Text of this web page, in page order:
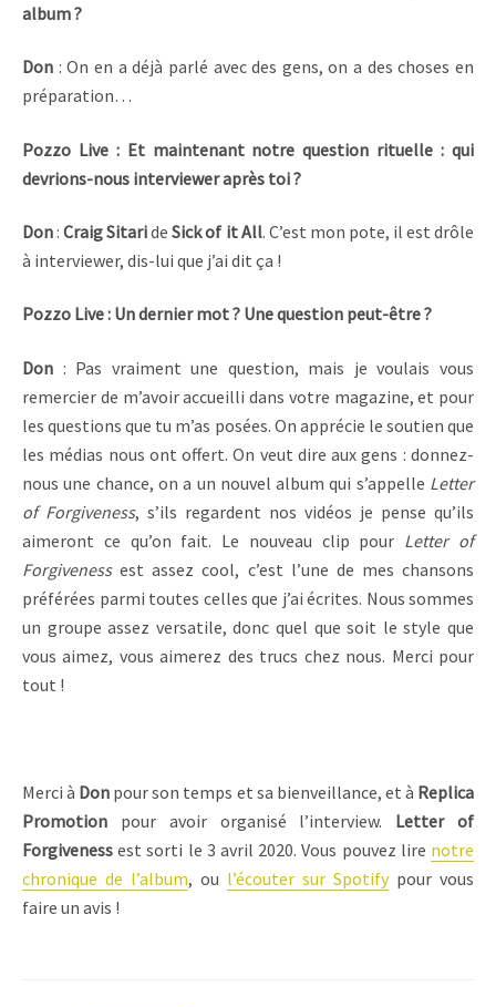
album ?
Don : On en a déjà parlé avec des gens, on a des choses en
préparation…
Pozzo Live : Et maintenant notre question rituelle : qui
devrions-nous interviewer après toi ?
Don :CraigSitarideSick of it All. C’est mon pote, il est drôle
à interviewer, dis-lui que j’ai dit ça !
Pozzo Live : Un dernier mot ? Une question peut-être ?
Don : Pas vraiment une question, mais je voulais vous
remercier de m’avoir accueilli dans votre magazine, et pour
les questions que tu m’as posées. On apprécie le soutien que
les médias nous ont offert. On veut dire aux gens : donnez-
nous une chance, on a un nouvel album qui s’appelle Letter
of Forgiveness, s’ils regardent nos vidéos je pense qu’ils
aimeront ce qu’on fait. Le nouveau clip pour Letter of
Forgivenessest assez cool, c’est l’une de mes chansons
préférées parmi toutes celles que j’ai écrites. Nous sommes
un groupe assez versatile, donc quel que soit le style que
vous aimez, vous aimerez des trucs chez nous. Merci pour
tout !
Merci à Don pour son temps et sa bienveillance, et à Replica
Promotion pour avoir organisé l’interview. Letter of
Forgiveness est sorti le 3 avril 2020. Vous pouvez lire notre
chronique de l’album, ou l’écouter sur Spotifypour vous
faire un avis !